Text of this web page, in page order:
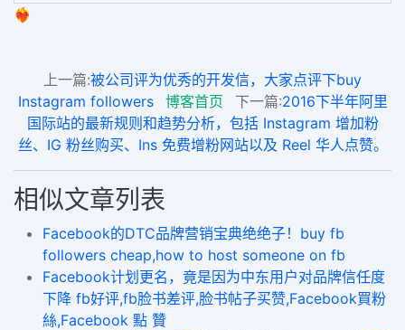
❤️‍🔥
上一篇:被公司评为优秀的开发信，大家点评下buy
Instagram followers
博客首页 下一篇:2016下半年阿里
国际站的最新规则和趋势分析，包括 Instagram 增加粉
丝、IG 粉丝购买、Ins 免费增粉网站以及 Reel 华人点赞。
相似文章列表
Facebook的DTC品牌营销宝典绝绝子！buy fb
followers cheap,how to host someone on fb
​Facebook计划更名，竟是因为中东用户对品牌信任度
下降 fb好评,fb脸书差评,脸书帖子买赞,Facebook買粉
絲,Facebook 點 贊